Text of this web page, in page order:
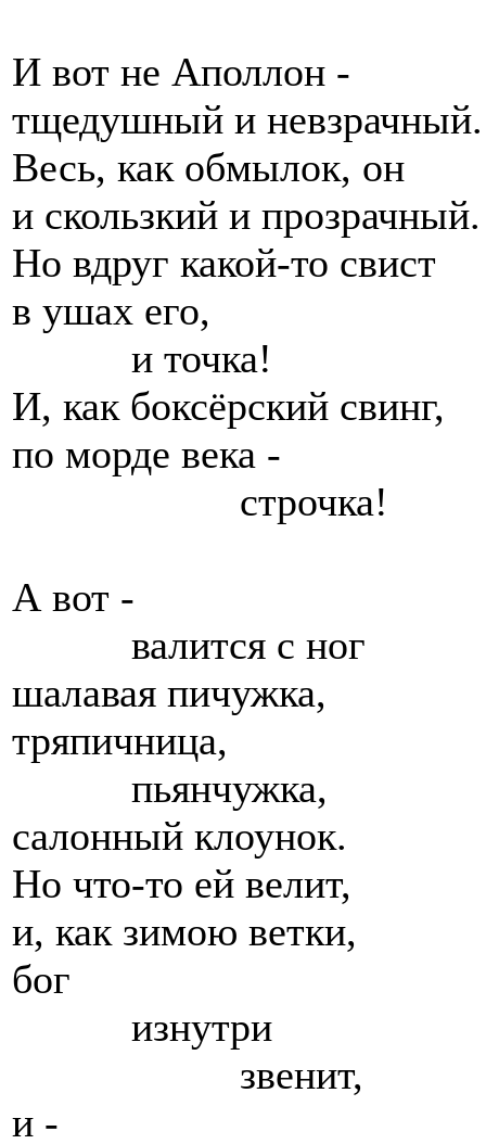
И вот не Аполлон -
тщедушный и невзрачный.
Весь, как обмылок, он
и скользкий и прозрачный.
Но вдруг какой-то свист
в ушах его,
и точка!
И, как боксёрский свинг,
по морде века -
строчка!
А вот -
валится с ног
шалавая пичужка,
тряпичница,
пьянчужка,
салонный клоунок.
Но что-то ей велит,
и, как зимою ветки,
бог
изнутри
звенит,
и -